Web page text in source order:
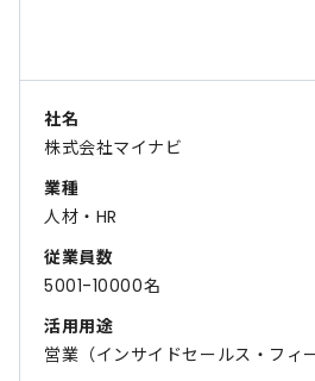
社名
株式会社マイナビ
業種
人材・HR
従業員数
5001-10000名
活用用途
営業（インサイドセールス・フィ